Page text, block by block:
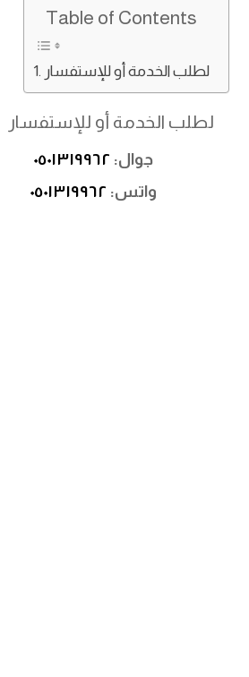
Table of Contents
لطلب الخدمة أو للإستفسار
لطلب الخدمة أو للإستفسار
جوال: ٠٥٠١٣١٩٩٦٢
واتس: ٠٥٠١٣١٩٩٦٢